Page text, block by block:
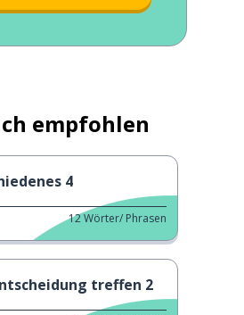
empfohlen
4
12Wörter/ Phrasen
treffen 2